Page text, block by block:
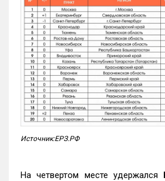
Источник:ЕРЗ.РФ
На четвертом месте удержался